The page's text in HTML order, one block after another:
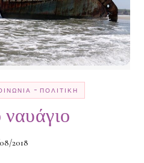
- ΠΟΛΙΤΙΚΉ
ναυάγιο
2018